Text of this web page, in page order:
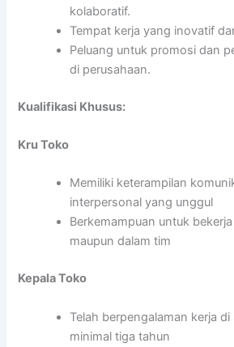
kolaboratif.
Tempat kerja yang inovatif
Peluang untuk promosi dan
di perusahaan.
Kualifikasi Khusus:
Kru Toko
Memiliki keterampilan
interpersonal yang unggul
Berkemampuan untuk
maupun dalam tim
Kepala Toko
Telah berpengalaman kerja
minimal tiga tahun